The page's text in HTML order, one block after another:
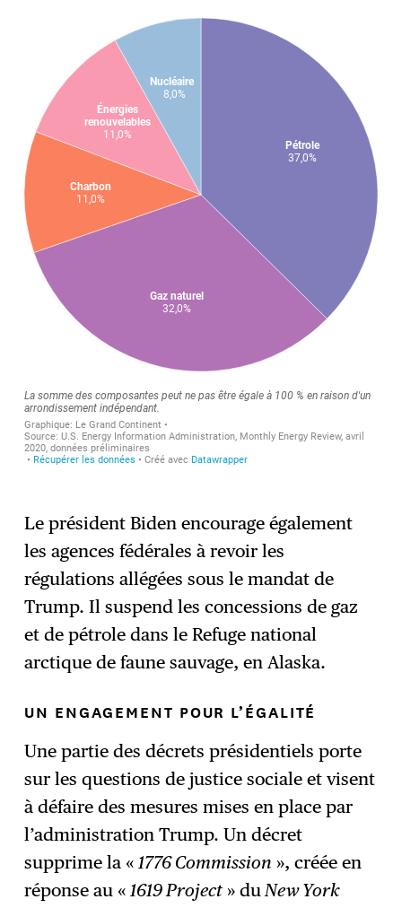
Le président Biden encourage également
les agences fédérales à revoir les
régulations allégées sous le mandat de
Trump. Il suspend les concessions de gaz
et de pétrole dans le Refuge national
arctique de faune sauvage, en Alaska.
UN ENGAGEMENT POUR L’ÉGALITÉ
Une partie des décrets présidentiels porte
sur les questions de justice sociale et visent
à défaire des mesures mises en place par
l’administration Trump. Un décret
supprime la «1776 Commission », créée en
réponse au «1619 Project » duNew York